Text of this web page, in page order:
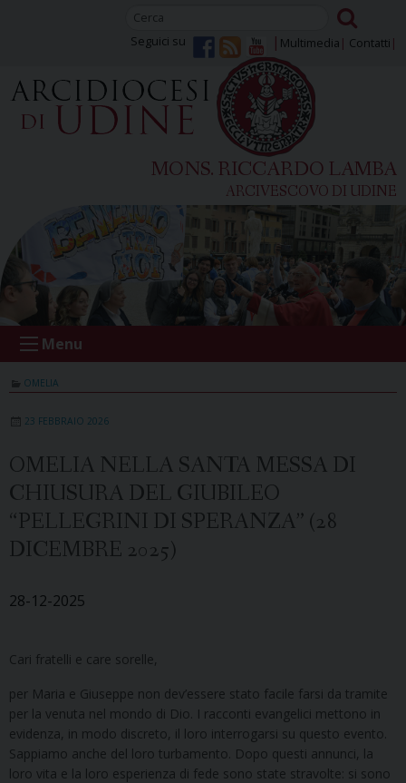
Multimedia Contatti
Seguici su
MONS. RICCARDO LAMBA
ARCIVESCOVO DI UDINE
Menu
OMELIA
23 FEBBRAIO 2026
OMELIA NELLA SANTA MESSA DI
CHIUSURA DEL GIUBILEO
“PELLEGRINI DI SPERANZA” (28
DICEMBRE 2025)
28-12-2025
Cari fratelli e care sorelle,
per Maria e Giuseppe non dev’essere stato facile farsi da tramite
per la venuta nel mondo di Dio. I racconti evangelici mettono in
evidenza, in modo discreto, il loro interrogarsi su questo evento.
Sappiamo anche del loro turbamento. Dopo questi annunci, la
loro vita e la loro esperienza di fede sono state stravolte: si sono